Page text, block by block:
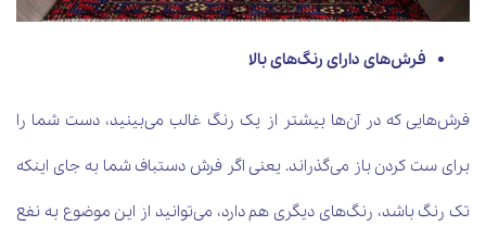
فرش‌های دارای رنگ‌های بالا
فرش‌هایی که در آن‌ها بیشتر از یک رنگ غالب می‌بینید، دست شما را
برای ست کردن باز می‌گذراند. یعنی اگر فرش دستباف شما به جای اینکه
تک رنگ باشد، رنگ‌های دیگری هم دارد، می‌توانید از این موضوع به نفع